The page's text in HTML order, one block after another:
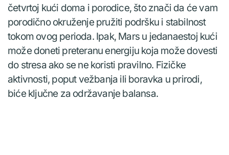
četvrtoj kući doma i porodice, što znači da će vam
porodično okruženje pružiti podršku i stabilnost
tokom ovog perioda. Ipak, Mars u jedanaestoj kući
može doneti preteranu energiju koja može dovesti
do stresa ako se ne koristi pravilno. Fizičke
aktivnosti, poput vežbanja ili boravka u prirodi,
biće ključne za održavanje balansa.